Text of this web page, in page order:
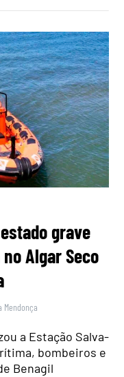
grave
Algar Seco
Mendonça
a Estação Salva-
bombeiros e
Benagil